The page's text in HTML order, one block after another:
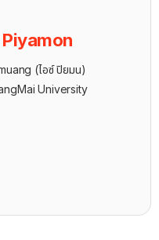
(ไอซ์ ปิยมน)
University